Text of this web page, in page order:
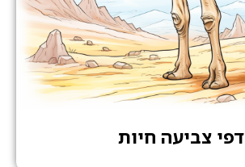
דפי צביעה חיות